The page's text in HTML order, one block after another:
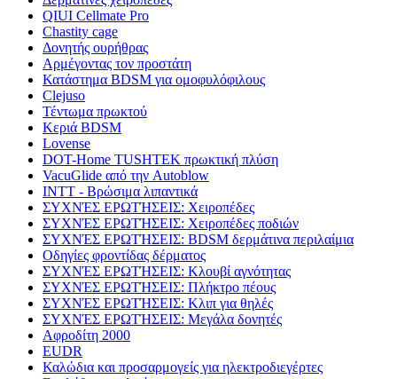
QIUI Cellmate Pro
Chastity cage
Δονητής ουρήθρας
Αρμέγοντας τον προστάτη
Κατάστημα BDSM για ομοφυλόφιλους
Clejuso
Τέντωμα πρωκτού
Κεριά BDSM
Lovense
DOT-Home TUSHTEK πρωκτική πλύση
VacuGlide από την Autoblow
INTT - Βρώσιμα λιπαντικά
ΣΥΧΝΈΣ ΕΡΩΤΉΣΕΙΣ: Χειροπέδες
ΣΥΧΝΈΣ ΕΡΩΤΉΣΕΙΣ: Χειροπέδες ποδιών
ΣΥΧΝΈΣ ΕΡΩΤΉΣΕΙΣ: BDSM δερμάτινα περιλαίμια
Οδηγίες φροντίδας δέρματος
ΣΥΧΝΈΣ ΕΡΩΤΉΣΕΙΣ: Κλουβί αγνότητας
ΣΥΧΝΈΣ ΕΡΩΤΉΣΕΙΣ: Πλήκτρο πέους
ΣΥΧΝΈΣ ΕΡΩΤΉΣΕΙΣ: Κλιπ για θηλές
ΣΥΧΝΈΣ ΕΡΩΤΉΣΕΙΣ: Μεγάλα δονητές
Αφροδίτη 2000
EUDR
Καλώδια και προσαρμογείς για ηλεκτροδιεγέρτες